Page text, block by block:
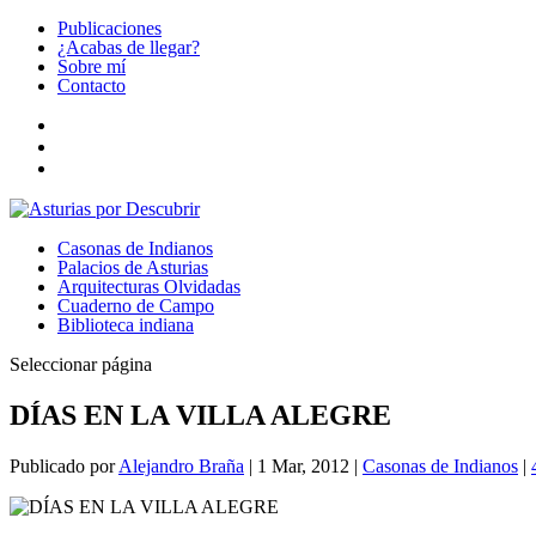
Publicaciones
¿Acabas de llegar?
Sobre mí
Contacto
Casonas de Indianos
Palacios de Asturias
Arquitecturas Olvidadas
Cuaderno de Campo
Biblioteca indiana
Seleccionar página
DÍAS EN LA VILLA ALEGRE
Publicado porAlejandro Braña | 1 Mar, 2012 | Casonas de Indianos |